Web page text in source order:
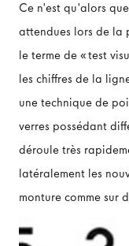
Ce n'est qu'alors
attendues lors de la
le terme de «test
les chiffres de la
une technique de
verres possédant
déroule très
latéralement les
monture comme sur